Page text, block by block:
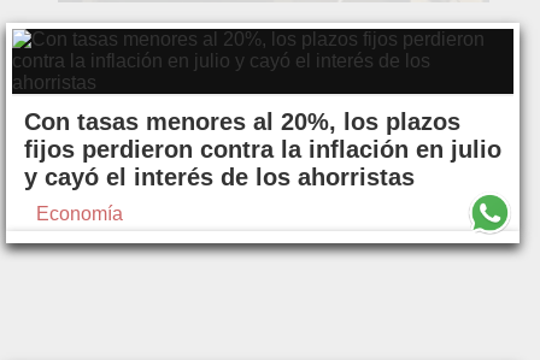
Con tasas menores al 20%, los plazos
fijos perdieron contra la inflación en julio
y cayó el interés de los ahorristas
Economía